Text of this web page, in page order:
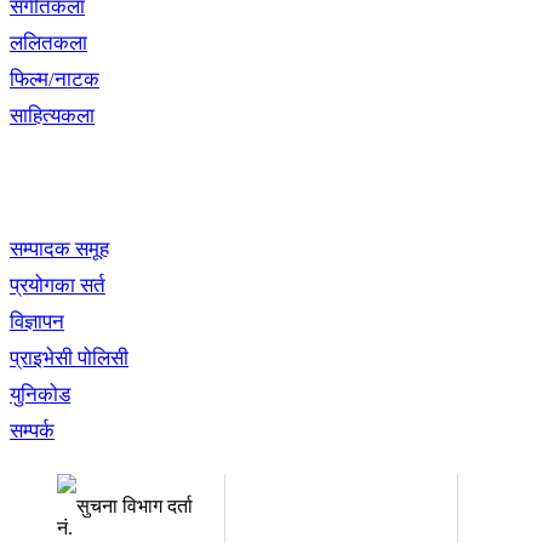
संगीतकला
ललितकला
फिल्म/नाटक
साहित्यकला
सम्पादक समूह
प्रयोगका सर्त
विज्ञापन
प्राइभेसी पोलिसी
युनिकोड
सम्पर्क
सुचना विभाग दर्ता
नं.